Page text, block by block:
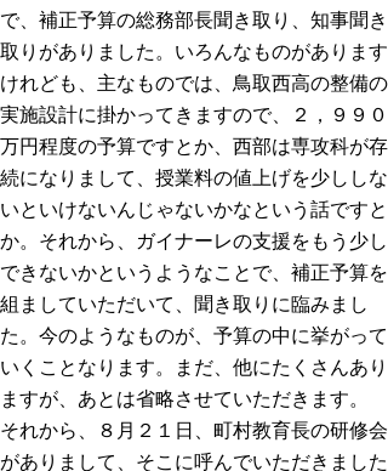
で、補正予算の総務部長聞き取り、知事聞き
取りがありました。いろんなものがあります
けれども、主なものでは、鳥取西高の整備の
実施設計に掛かってきますので、２，９９０
万円程度の予算ですとか、西部は専攻科が存
続になりまして、授業料の値上げを少ししな
いといけないんじゃないかなという話ですと
か。それから、ガイナーレの支援をもう少し
できないかというようなことで、補正予算を
組ましていただいて、聞き取りに臨みまし
た。今のようなものが、予算の中に挙がって
いくことなります。まだ、他にたくさんあり
ますが、あとは省略させていただきます。
それから、８月２１日、町村教育長の研修会
がありまして、そこに呼んでいただきました